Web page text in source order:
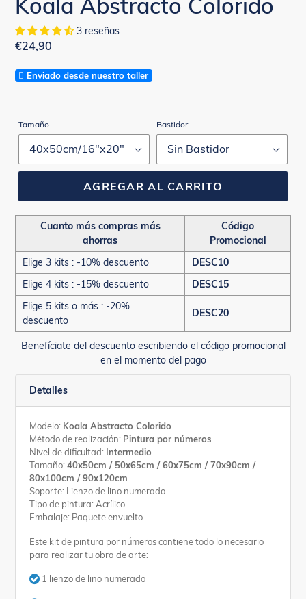
3 reseñas
Precio
€24,90
Enviado desde nuestro taller
Tamaño Bastidor
AGREGAR AL CARRITO
Cuanto más compras más
ahorras
Código
Promocional
Elige 3 kits : -10% descuento
DESC10
Elige 4 kits : -15% descuento
DESC15
Elige 5 kits o más : -20%
descuento
DESC20
Benefíciate del descuento escribiendo el código promocional
en el momento del pago
Detalles
Modelo: Koala Abstracto Colorido
Método de realización: Pintura por números
Nivel de dificultad: Intermedio
Tamaño: 40x50cm / 50x65cm / 60x75cm / 70x90cm /
80x100cm / 90x120cm
Soporte: Lienzo de lino numerado
Tipo de pintura: Acrílico
Embalaje: Paquete envuelto
Este kit de pintura por números contiene todo lo necesario
para realizar tu obra de arte:
1 lienzo de lino numerado